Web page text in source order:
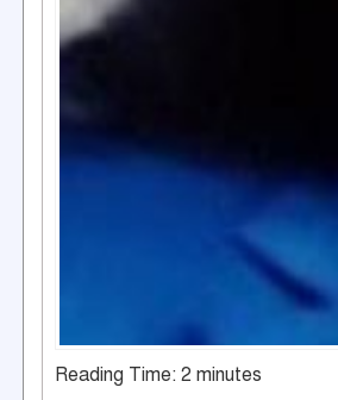
Reading Time: 2 minutes